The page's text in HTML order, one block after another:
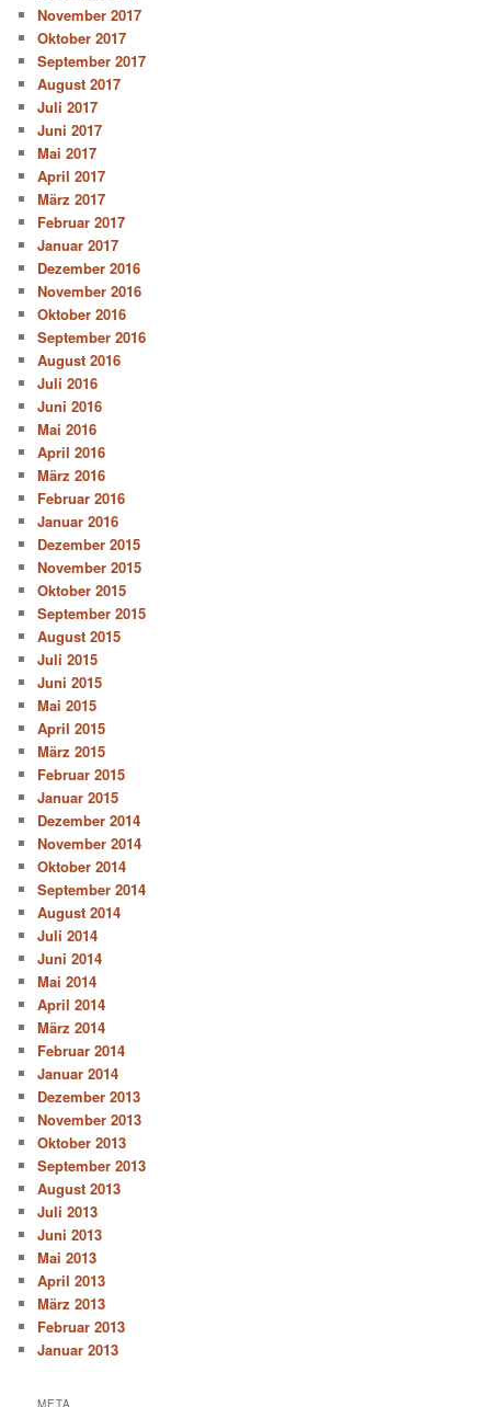
November 2017
Oktober 2017
September 2017
August 2017
Juli 2017
Juni 2017
Mai 2017
April 2017
März 2017
Februar 2017
Januar 2017
Dezember 2016
November 2016
Oktober 2016
September 2016
August 2016
Juli 2016
Juni 2016
Mai 2016
April 2016
März 2016
Februar 2016
Januar 2016
Dezember 2015
November 2015
Oktober 2015
September 2015
August 2015
Juli 2015
Juni 2015
Mai 2015
April 2015
März 2015
Februar 2015
Januar 2015
Dezember 2014
November 2014
Oktober 2014
September 2014
August 2014
Juli 2014
Juni 2014
Mai 2014
April 2014
März 2014
Februar 2014
Januar 2014
Dezember 2013
November 2013
Oktober 2013
September 2013
August 2013
Juli 2013
Juni 2013
Mai 2013
April 2013
März 2013
Februar 2013
Januar 2013
META